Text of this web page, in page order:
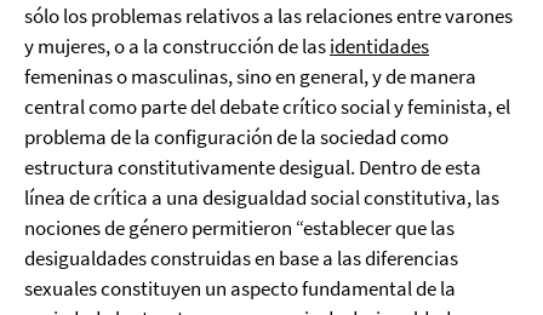
sólo los problemas relativos a las relaciones entre varones
y mujeres, o a la construcción de lasidentidades
femeninas o masculinas, sino en general, y de manera
central como parte del debate crítico social y feminista, el
problema de la configuración de la sociedad como
estructura constitutivamente desigual. Dentro de esta
línea de crítica a una desigualdad social constitutiva, las
nociones de género permitieron “establecer que las
desigualdades construidas en base a las diferencias
sexuales constituyen un aspecto fundamental de la